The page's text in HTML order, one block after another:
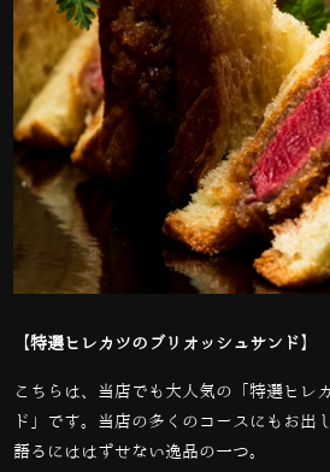
【特選ヒレカツのブリオッシュサンド】
こちらは、当店でも大人気の「特選ヒレ
ド」です。当店の多くのコースにもお出
語るにははずせない逸品の一つ。